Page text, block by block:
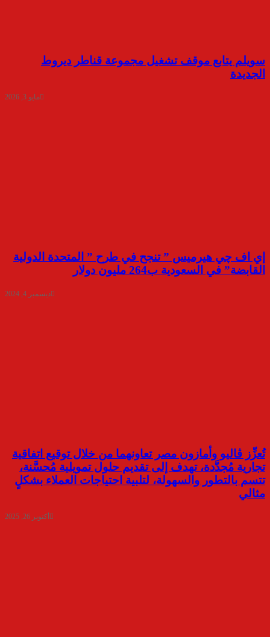
سويلم يتابع موقف تشغيل مجموعة قناطر ديروط
الجديدة
مايو 3, 2026
إي اف چي هيرميس ” تنجح في طرح ” المتحدة الدولية
القابضة” في السعودية ب264 مليون دولار
ديسمبر 4, 2024
تُعزِّز ڤاليو وأمازون مصر تعاونهما من خلال توقيع اتفاقية
تجارية مُجدَّدة، تهدف إلى تقديم حلول تمويلية مُحسَّنة،
تتسم بالتطور والسهولة، لتلبية احتياجات العملاء بشكلٍ
مثالي
أكتوبر 26, 2025